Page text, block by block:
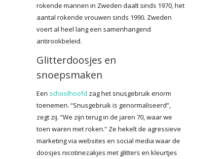
rokende mannen in Zweden daalt sinds 1970, het
aantal rokende vrouwen sinds 1990. Zweden
voert al heel lang een samenhangend
antirookbeleid.
Glitterdoosjes en
snoepsmaken
Een schoolhoofd zag het snusgebruik enorm
toenemen. “Snusgebruik is genormaliseerd”,
zegt zij. “We zijn terug in de jaren 70, waar we
toen waren met roken.” Ze hekelt de agressieve
marketing via websites en social media waar de
doosjes nicotinezakjes met glitters en kleurtjes